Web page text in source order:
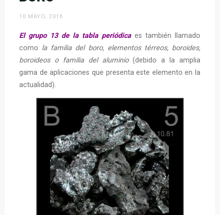
10 MAYO, 2016
El grupo 13 de la tabla periódica es también llamado
como la familia del boro, elementos térreos, boroides,
boroideos o familia del aluminio(debido a la amplia
gama de aplicaciones que presenta este elemento en la
actualidad).